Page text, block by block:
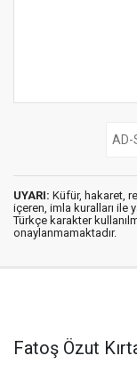
UYARI: Küfür, hakaret,
içeren, imla kuralları ile
Türkçe karakter
onaylanmamaktadır.
Fatoş Özut